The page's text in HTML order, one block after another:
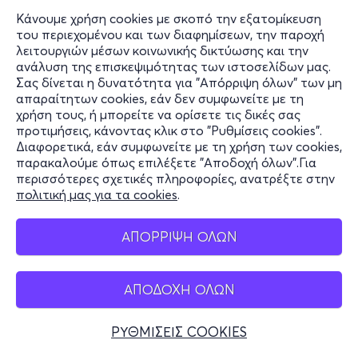
Κάνουμε χρήση cookies με σκοπό την εξατομίκευση
του περιεχομένου και των διαφημίσεων, την παροχή
λειτουργιών μέσων κοινωνικής δικτύωσης και την
ανάλυση της επισκεψιμότητας των ιστοσελίδων μας.
Σας δίνεται η δυνατότητα για "Απόρριψη όλων" των μη
απαραίτητων cookies, εάν δεν συμφωνείτε με τη
χρήση τους, ή μπορείτε να ορίσετε τις δικές σας
προτιμήσεις, κάνοντας κλικ στο "Ρυθμίσεις cookies".
Διαφορετικά, εάν συμφωνείτε με τη χρήση των cookies,
παρακαλούμε όπως επιλέξετε "Αποδοχή όλων".Για
περισσότερες σχετικές πληροφορίες, ανατρέξτε στην
πολιτική μας για τα cookies.
ΑΠΟΡΡΙΨΗ ΟΛΩΝ
ΑΠΟΔΟΧΗ ΟΛΩΝ
ΡΥΘΜΙΣΕΙΣ COOKIES